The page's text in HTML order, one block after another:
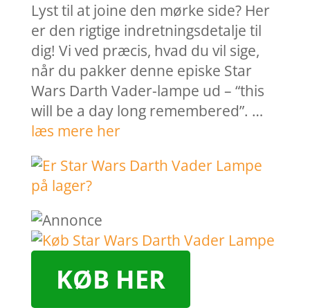
Lyst til at joine den mørke side? Her
er den rigtige indretningsdetalje til
dig! Vi ved præcis, hvad du vil sige,
når du pakker denne episke Star
Wars Darth Vader-lampe ud – “this
will be a day long remembered”. …
læs mere her
KØB HER